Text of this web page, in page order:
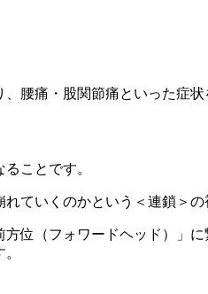
腰痛・股関節痛といった症状
ことです。
ていくのかという＜連鎖＞の
位（フォワードヘッド）」に